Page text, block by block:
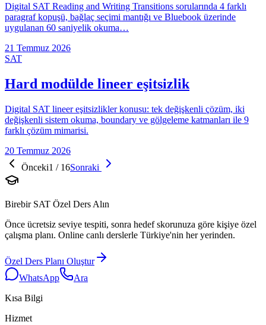
Digital SAT Reading and Writing Transitions sorularında 4 farklı
paragraf kopuşü, bağlaç seçimi mantığı ve Bluebook üzerinde
uygulanan 60 saniyelik okuma…
21 Temmuz 2026
SAT
Hard modülde lineer eşitsizlik
Digital SAT lineer eşitsizlikler konusu: tek değişkenli çözüm, iki
değişkenli sistem okuma, boundary ve gölgeleme katmanları ile 9
farklı çözüm mimarisi.
20 Temmuz 2026
Önceki1 / 16Sonraki
Birebir SAT Özel Ders Alın
Önce ücretsiz seviye tespiti, sonra hedef skorunuza göre kişiye özel
çalışma planı. Online canlı derslerle Türkiye'nin her yerinden.
Özel Ders Planı Oluştur
WhatsApp
Ara
Kısa Bilgi
Hizmet